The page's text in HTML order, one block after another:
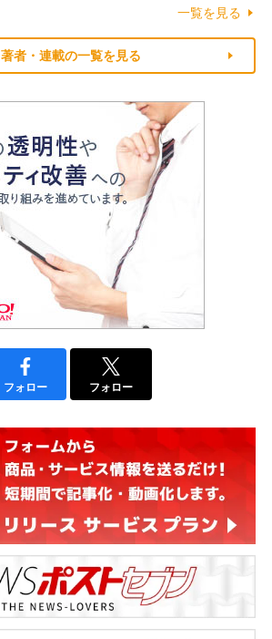
一覧を見る
著者・連載の一覧を見る
フォロー フォロー